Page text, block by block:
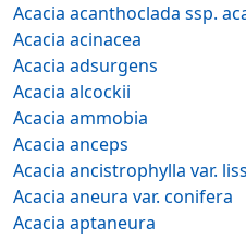
Acacia
Acacia acinacea
Acacia adsurgens
Acacia alcockii
Acacia ammobia
Acacia anceps
Acacia
Acacia aneura var. conifera
Acacia aptaneura